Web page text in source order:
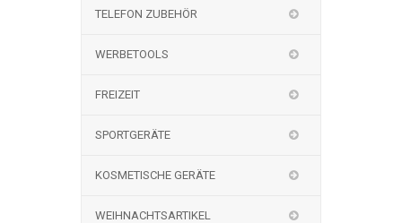
TELEFON ZUBEHÖR
WERBETOOLS
FREIZEIT
SPORTGERÄTE
KOSMETISCHE GERÄTE
WEIHNACHTSARTIKEL